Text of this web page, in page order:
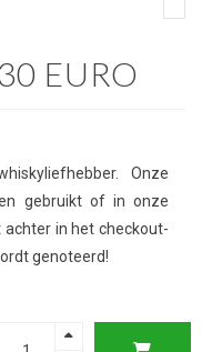
EURO
Onze
gebruikt of in onze
in het checkout-
genoteerd!